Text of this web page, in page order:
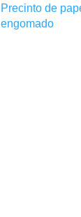
Precinto de
engomado